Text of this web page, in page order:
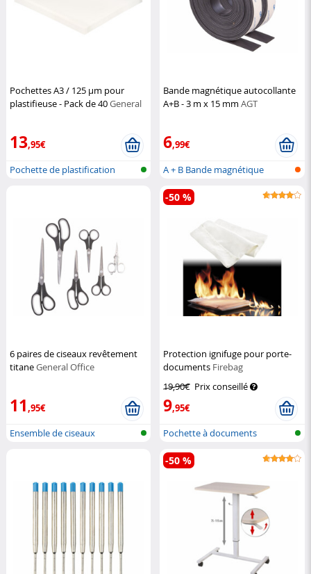
Pochettes A3 / 125 µm pour
plastifieuse - Pack de 40General
13,95€
Pochette de plastification
Bande magnétique autocollante
A+B - 3 m x 15 mmAGT
6,99€
A + B Bande magnétique
adhésive (ba...
6 paires de ciseaux revêtement
titaneGeneral Office
11 ,95€
Ensemble de ciseaux
Protection ignifuge pour porte-
documents Firebag
19,90€ Prix conseillé
9,95€
-50 %
Pochette à documents
ignifugée
-50 %